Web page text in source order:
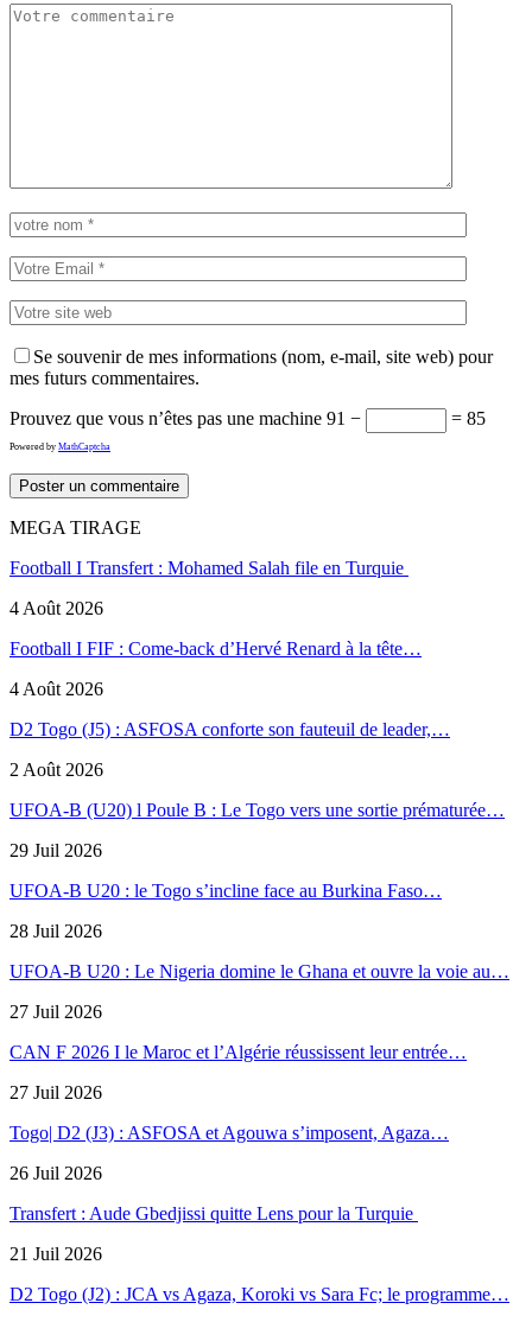
Se souvenir de mes informations (nom, e-mail, site web) pour
mes futurs commentaires.
Prouvez que vous n’êtes pas une machine 91 − = 85
Powered by MathCaptcha
MEGA TIRAGE
Football I Transfert : Mohamed Salah file en Turquie
4 Août 2026
Football I FIF : Come-back d’Hervé Renard à la tête…
4 Août 2026
D2 Togo (J5) : ASFOSA conforte son fauteuil de leader,…
2 Août 2026
UFOA-B (U20) l Poule B : Le Togo vers une sortie prématurée…
29 Juil 2026
UFOA-B U20 : le Togo s’incline face au Burkina Faso…
28 Juil 2026
UFOA-B U20 : Le Nigeria domine le Ghana et ouvre la voie au…
27 Juil 2026
CAN F 2026 I le Maroc et l’Algérie réussissent leur entrée…
27 Juil 2026
Togo| D2 (J3) : ASFOSA et Agouwa s’imposent, Agaza…
26 Juil 2026
Transfert : Aude Gbedjissi quitte Lens pour la Turquie
21 Juil 2026
D2 Togo (J2) : JCA vs Agaza, Koroki vs Sara Fc; le programme…